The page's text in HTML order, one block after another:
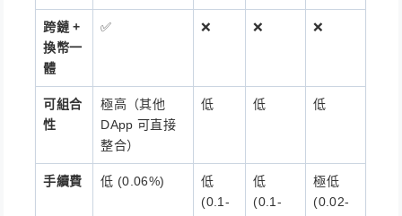
跨鏈 +
換幣一
體
✅ ❌ ❌ ❌
可組合
性
極高（其他
DApp 可直接
整合）
低 低 低
手續費 低 (0.06%)
低
(0.1-
低
(0.1-
極低
(0.02-